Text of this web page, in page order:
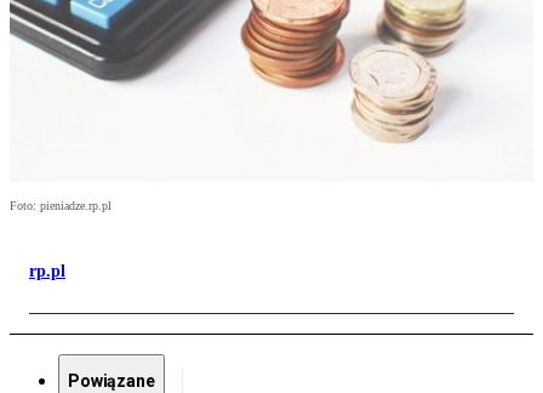
Foto: pieniadze.rp.pl
rp.pl
Powiązane